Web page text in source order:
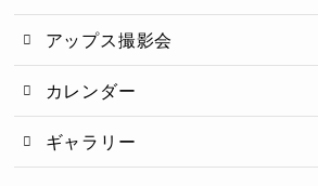
アップス撮影会
カレンダー
ギャラリー